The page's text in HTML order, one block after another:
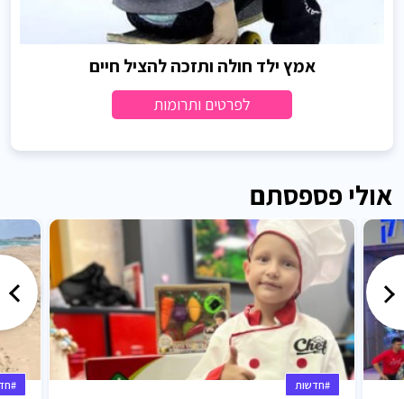
אמץ ילד חולה ותזכה להציל חיים
לפרטים ותרומות
אולי פספסתם
#חדשות